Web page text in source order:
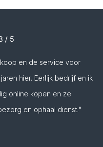
en de service voor
hier. Eerlijk bedrijf en ik
online kopen en ze
en ophaal dienst."